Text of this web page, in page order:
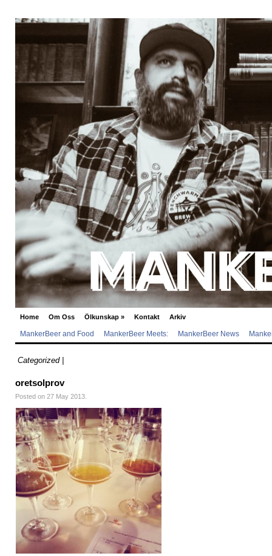
Home Om Oss Ölkunskap » Kontakt Arkiv
MankerBeer and Food MankerBeer Meets: MankerBeer News
Categorized |
oretsolprov
Posted on 27 May 2013.